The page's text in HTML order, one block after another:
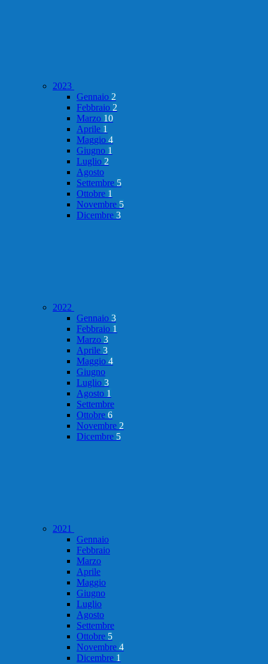
2023
Gennaio 2
Febbraio 2
Marzo 10
Aprile 1
Maggio 4
Giugno 1
Luglio 2
Agosto
Settembre 5
Ottobre 1
Novembre 5
Dicembre 3
2022
Gennaio 3
Febbraio 1
Marzo 3
Aprile 3
Maggio 4
Giugno
Luglio 3
Agosto 1
Settembre
Ottobre 6
Novembre 2
Dicembre 5
2021
Gennaio
Febbraio
Marzo
Aprile
Maggio
Giugno
Luglio
Agosto
Settembre
Ottobre 5
Novembre 4
Dicembre 1